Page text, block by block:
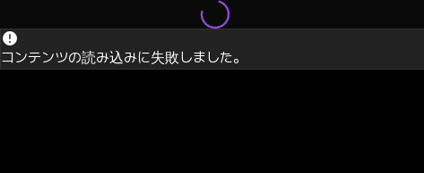
コンテンツの読み込みに失敗しました。